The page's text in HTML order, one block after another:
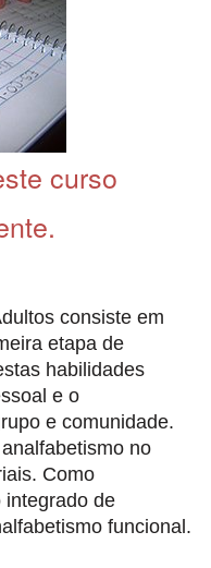
curso
consiste em
etapa de
habilidades
e o
e comunidade.
no
Como
integrado de
funcional.